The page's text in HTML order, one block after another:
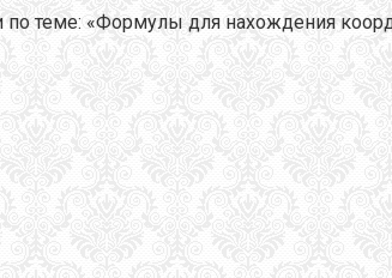
теме: «Формулы для нахождения